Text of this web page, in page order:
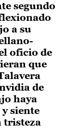
segundo
a su
oficio de
que
de
haya
siente
tristeza